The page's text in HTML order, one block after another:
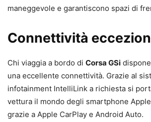
maneggevole e garantiscono spazi di
Connettività
Chi viaggia a bordo di Corsa GSi
una eccellente connettività. Grazie al
infotainment IntelliLink a richiesta si
vettura il mondo degli smartphone
grazie a Apple CarPlay e Android Auto.